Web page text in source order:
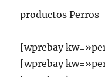
productos Perros
[wprebay
[wprebay